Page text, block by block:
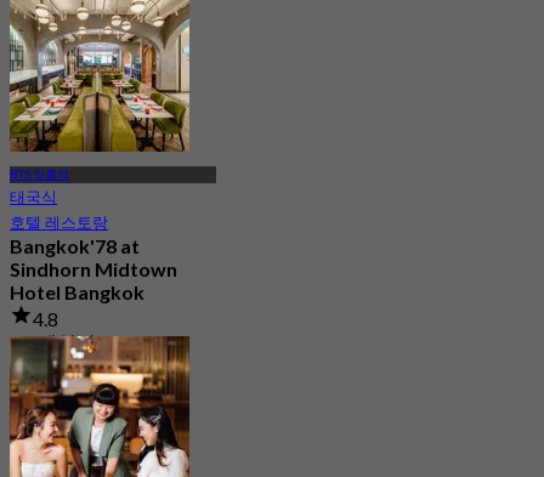
BTS 칫롬역
태국식
호텔 레스토랑
Bangkok'78 at
Sindhorn Midtown
Hotel Bangkok
4.8
3K 예약됨
에서฿ 319